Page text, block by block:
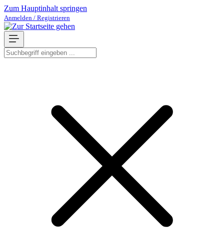
Zum Hauptinhalt springen